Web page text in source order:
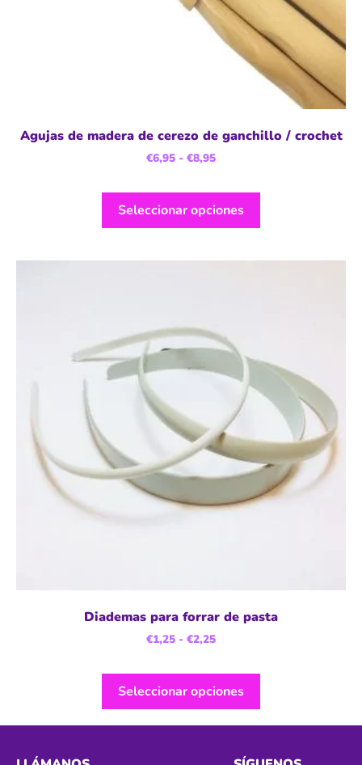
Agujas de madera de cerezo de ganchillo / crochet
€6,95 - €8,95
Seleccionar opciones
Diademas para forrar de pasta
€1,25 - €2,25
Seleccionar opciones